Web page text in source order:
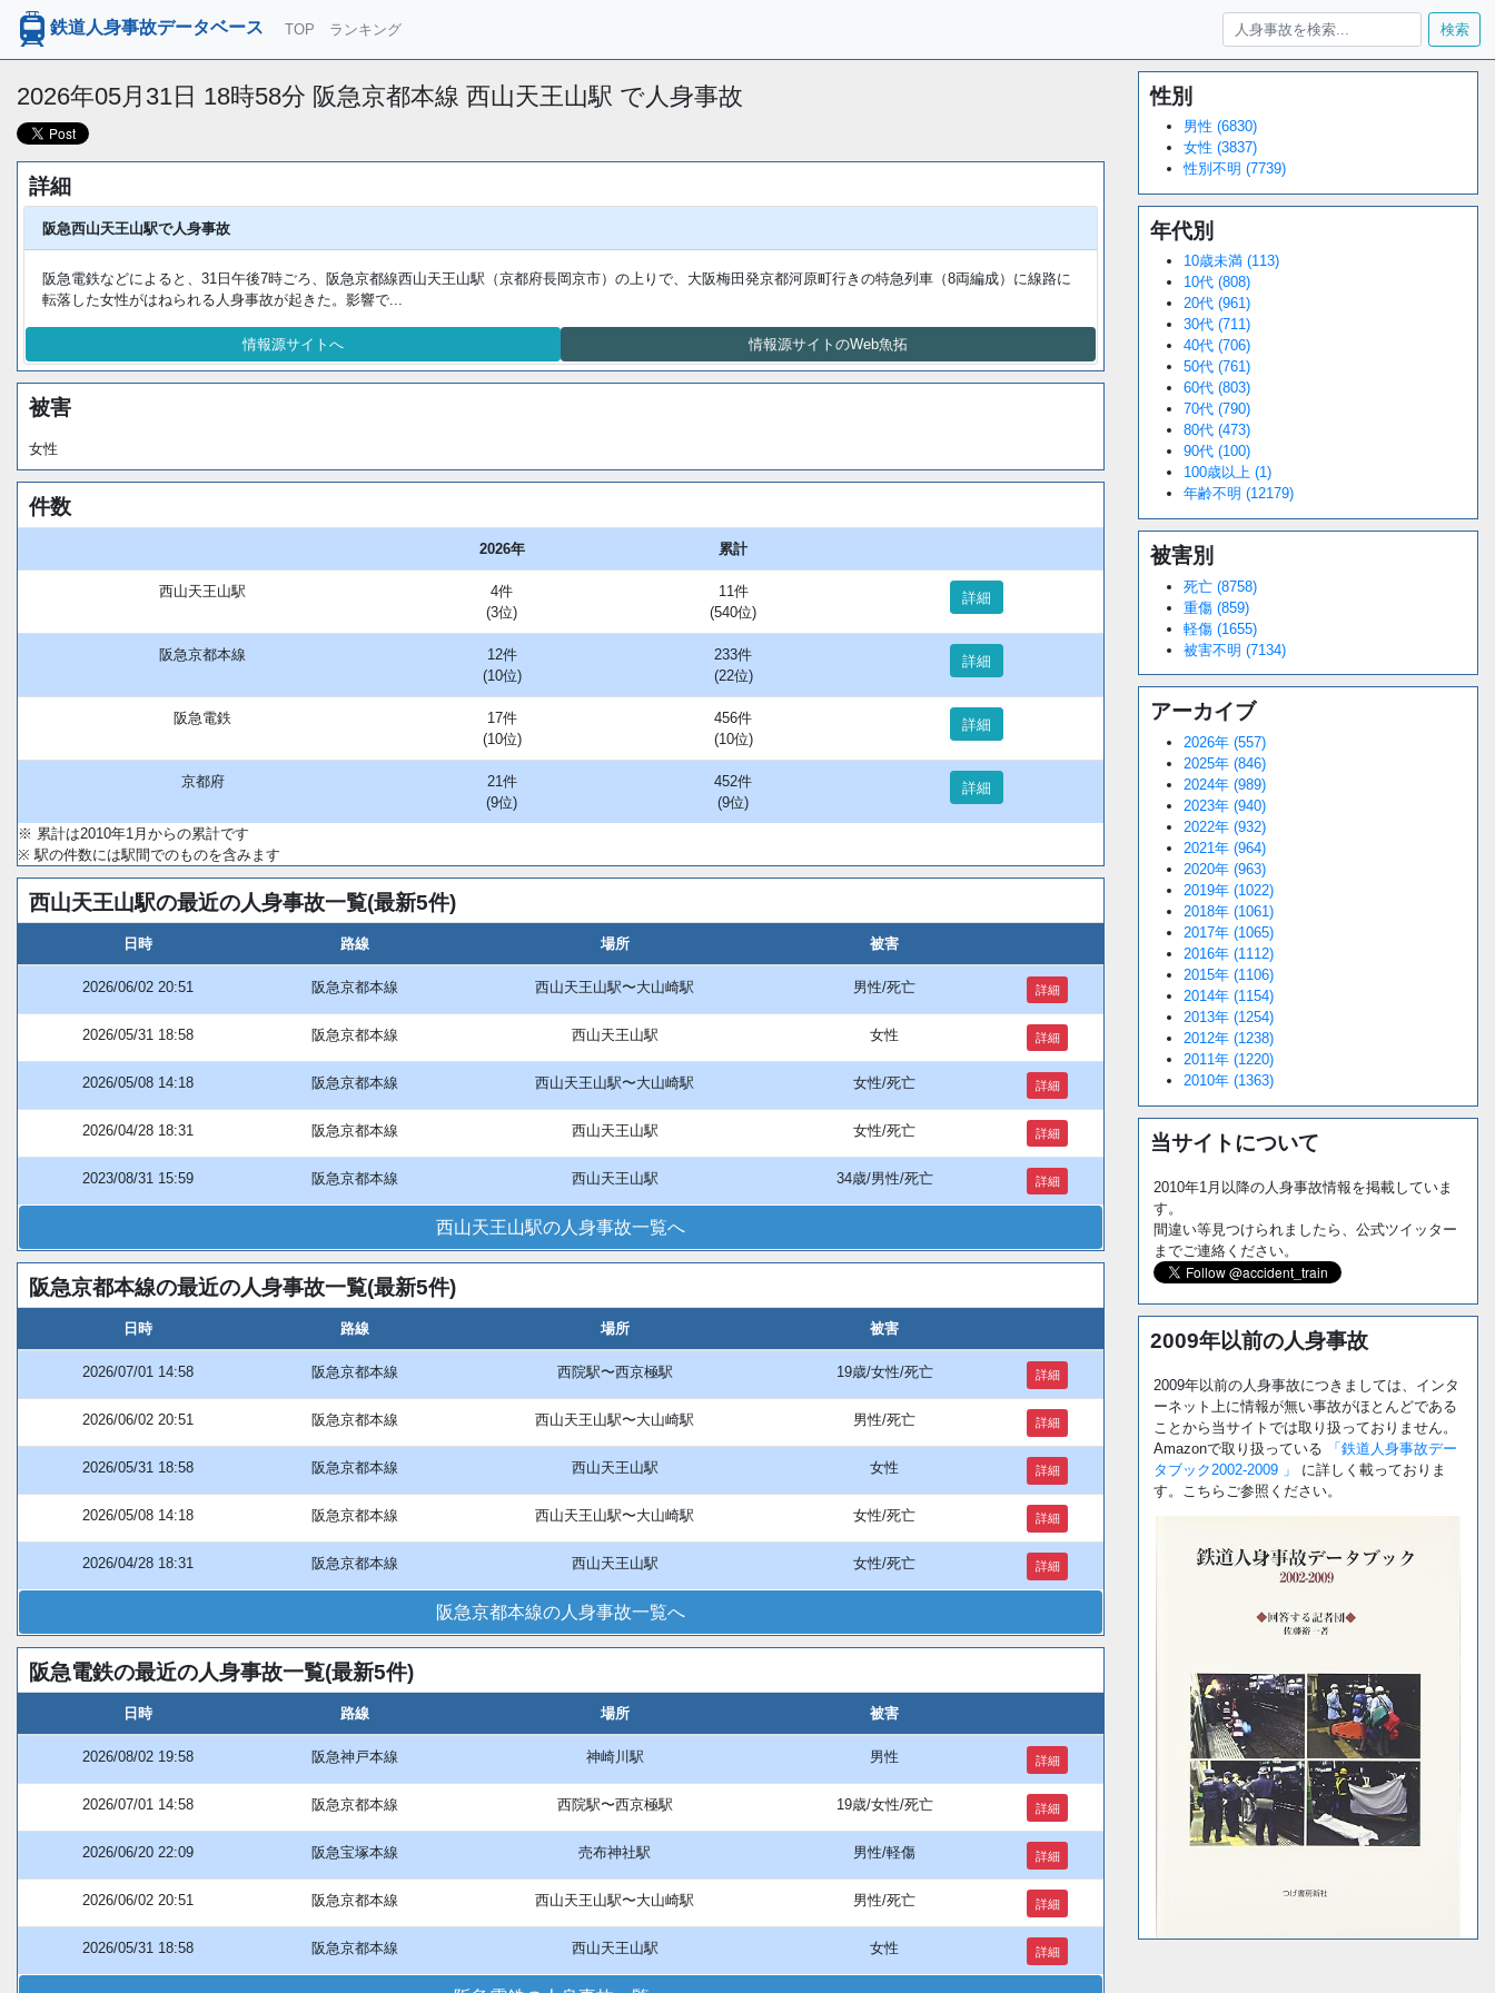
鉄道人身事故データベース TOP ランキング 検索
2026年05月31日 18時58分 阪急京都本線 西山天王山駅 で人身事故
詳細
阪急西山天王山駅で人身事故
阪急電鉄などによると、31日午後7時ごろ、阪急京都線西山天王山駅（京都府長岡京市）の上りで、大阪梅田発京都河原町行きの特急列車（8両編成）に線路に
転落した女性がはねられる人身事故が起きた。影響で...
情報源サイトへ 情報源サイトのWeb魚拓
被害
女性
件数
2026年 累計
西山天王山駅
4件
(3位)
11件
(540位)
詳細
阪急京都本線
12件
(10位)
233件
(22位)
詳細
阪急電鉄
17件
(10位)
456件
(10位)
詳細
京都府
21件
(9位)
452件
(9位)
詳細
※ 累計は2010年1月からの累計です
※ 駅の件数には駅間でのものを含みます
西山天王山駅の最近の人身事故一覧(最新5件)
日時 路線 場所 被害
2026/06/02 20:51 阪急京都本線 西山天王山駅〜大山崎駅 男性/死亡 詳細
2026/05/31 18:58 阪急京都本線 西山天王山駅 女性 詳細
2026/05/08 14:18 阪急京都本線 西山天王山駅〜大山崎駅 女性/死亡 詳細
2026/04/28 18:31 阪急京都本線 西山天王山駅 女性/死亡 詳細
2023/08/31 15:59 阪急京都本線 西山天王山駅 34歳/男性/死亡 詳細
西山天王山駅の人身事故一覧へ
阪急京都本線の最近の人身事故一覧(最新5件)
日時 路線 場所 被害
2026/07/01 14:58 阪急京都本線 西院駅〜西京極駅 19歳/女性/死亡 詳細
2026/06/02 20:51 阪急京都本線 西山天王山駅〜大山崎駅 男性/死亡 詳細
2026/05/31 18:58 阪急京都本線 西山天王山駅 女性 詳細
2026/05/08 14:18 阪急京都本線 西山天王山駅〜大山崎駅 女性/死亡 詳細
2026/04/28 18:31 阪急京都本線 西山天王山駅 女性/死亡 詳細
阪急京都本線の人身事故一覧へ
阪急電鉄の最近の人身事故一覧(最新5件)
日時 路線 場所 被害
2026/08/02 19:58 阪急神戸本線 神崎川駅 男性 詳細
2026/07/01 14:58 阪急京都本線 西院駅〜西京極駅 19歳/女性/死亡 詳細
2026/06/20 22:09 阪急宝塚本線 売布神社駅 男性/軽傷 詳細
2026/06/02 20:51 阪急京都本線 西山天王山駅〜大山崎駅 男性/死亡 詳細
2026/05/31 18:58 阪急京都本線 西山天王山駅 女性 詳細
Unmute
34.94%
性別
男性 (6830)
女性 (3837)
性別不明 (7739)
年代別
10歳未満 (113)
10代 (808)
20代 (961)
30代 (711)
40代 (706)
50代 (761)
60代 (803)
70代 (790)
80代 (473)
90代 (100)
100歳以上 (1)
年齢不明 (12179)
被害別
死亡 (8758)
重傷 (859)
軽傷 (1655)
被害不明 (7134)
アーカイブ
2026年 (557)
2025年 (846)
2024年 (989)
2023年 (940)
2022年 (932)
2021年 (964)
2020年 (963)
2019年 (1022)
2018年 (1061)
2017年 (1065)
2016年 (1112)
2015年 (1106)
2014年 (1154)
2013年 (1254)
2012年 (1238)
2011年 (1220)
2010年 (1363)
当サイトについて
2010年1月以降の人身事故情報を掲載していま
す。
間違い等見つけられましたら、公式ツイッター
までご連絡ください。
2009年以前の人身事故
2009年以前の人身事故につきましては、インタ
ーネット上に情報が無い事故がほとんどである
ことから当サイトでは取り扱っておりません。
Amazonで取り扱っている
「鉄道人身事故デー
タブック2002-2009 」
に詳しく載っておりま
す。こちらご参照ください。